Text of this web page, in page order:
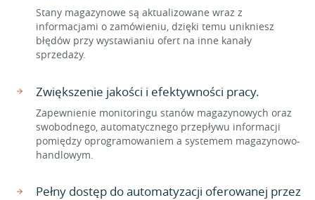
Stany magazynowe są aktualizowane wraz z
informacjami o zamówieniu, dzięki temu unikniesz
błędów przy wystawianiu ofert na inne kanały
sprzedaży.
Zwiększenie jakości i efektywności pracy.
Zapewnienie monitoringu stanów magazynowych oraz
swobodnego, automatycznego przepływu informacji
pomiędzy oprogramowaniem a systemem magazynowo-
handlowym.
Pełny dostęp do automatyzacji oferowanej przez